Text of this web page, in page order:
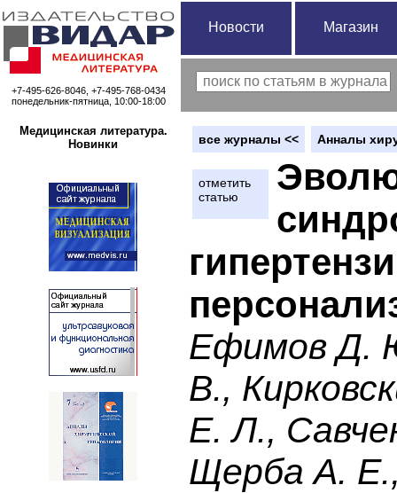
+7-495-626-8046, +7-495-768-0434
понедельник-пятница, 10:00-18:00
Новости Магазин
Медицинская литература.
Новинки
вce журналы << Анналы
отметить
статью
Ефимов Д.
В.,
Е. Л.,
Щерба А.